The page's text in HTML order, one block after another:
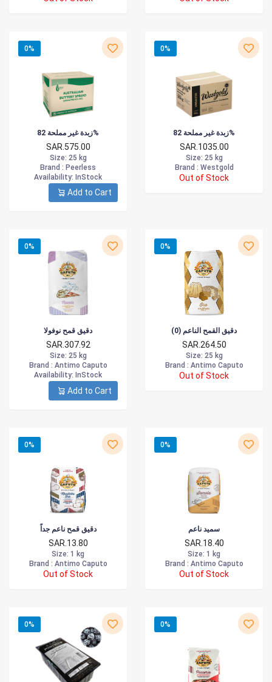
0%
زبدة غير مملحة 82%
SAR.575.00
Size: 25 kg
Brand : Peerless
Availability: InStock
Add to Cart
0%
زبدة غير مملحة 82%
SAR.1035.00
Size: 25 kg
Brand : Westgold
Out of Stock
0%
دقيق قمح نوفولا
SAR.307.92
Size: 25 kg
Brand : Antimo Caputo
Availability: InStock
Add to Cart
0%
دقيق القمح الناعم (0)
SAR.264.50
Size: 25 kg
Brand : Antimo Caputo
Out of Stock
0%
دقيق قمح ناعم جداً
SAR.13.80
Size: 1 kg
Brand : Antimo Caputo
Out of Stock
0%
سميد ناعم
SAR.18.40
Size: 1 kg
Brand : Antimo Caputo
Out of Stock
0% 0%